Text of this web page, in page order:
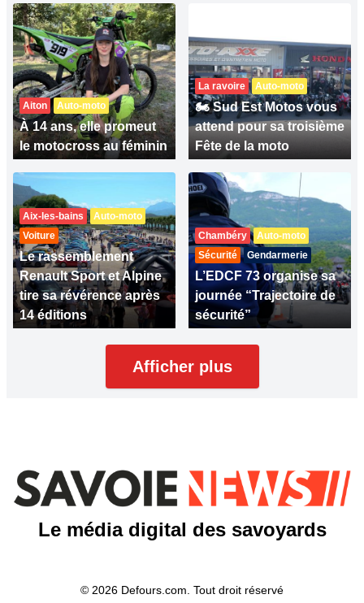
Aiton Auto-moto
À 14 ans, elle promeut
le motocross au féminin
La ravoire Auto-moto
🏍 Sud Est Motos vous
attend pour sa troisième
Fête de la moto
Aix-les-bains
Auto-moto
Voiture
Le rassemblement
Renault Sport et Alpine
tire sa révérence après
14 éditions
Chambéry
Auto-moto
Sécurité
Gendarmerie
L’EDCF 73 organise sa
journée “Trajectoire de
sécurité”
Afficher plus
Le média digital des savoyards
© 2026 Defours.com. Tout droit réservé